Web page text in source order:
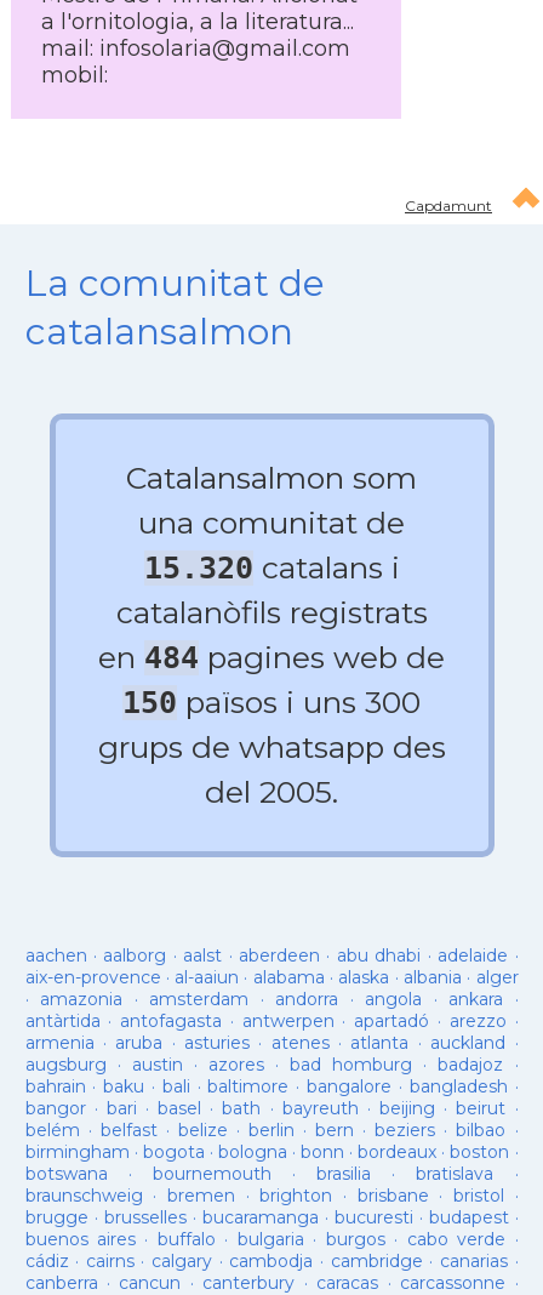
a l'ornitologia, a la literatura...
mail: infosolaria@gmail.com
mobil:
Capdamunt
La comunitat de
catalansalmon
Catalansalmon som
una comunitat de
15.320 catalans i
catalanòfils registrats
en 484 pagines web de
150 països i uns 300
grups de whatsapp des
del 2005.
aachen · aalborg · aalst · aberdeen · abu dhabi · adelaide ·
aix-en-provence · al-aaiun · alabama · alaska · albania · alger
· amazonia · amsterdam · andorra · angola · ankara ·
antàrtida · antofagasta · antwerpen · apartadó · arezzo ·
armenia · aruba · asturies· atenes· atlanta · auckland ·
augsburg · austin · azores·bad homburg ·badajoz ·
bahrain ·baku · bali ·baltimore ·bangalore · bangladesh ·
bangor· bari ·basel ·bath · bayreuth ·beijing ·beirut ·
belém · belfast· belize · berlin ·bern ·beziers ·bilbao ·
birmingham · bogota · bologna ·bonn ·bordeaux ·boston ·
botswana · bournemouth ·brasilia ·bratislava ·
braunschweig · bremen ·brighton · brisbane · bristol ·
brugge · brusselles· bucaramanga · bucuresti · budapest·
buenos aires· buffalo · bulgaria · burgos· cabo verde ·
cádiz · cairns· calgary · cambodja · cambridge · canarias·
canberra · cancun · canterbury · caracas · carcassonne ·